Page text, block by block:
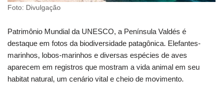
Foto: Divulgação
Patrimônio Mundial da UNESCO, a Península Valdés é
destaque em fotos da biodiversidade patagônica. Elefantes-
marinhos, lobos-marinhos e diversas espécies de aves
aparecem em registros que mostram a vida animal em seu
habitat natural, um cenário vital e cheio de movimento.